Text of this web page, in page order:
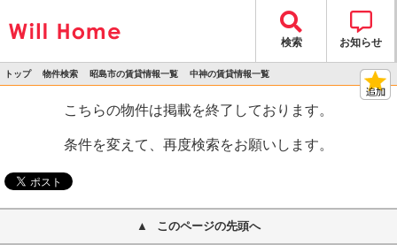
検索 お知らせ
トップ 物件検索 昭島市の賃貸情報一覧 中神の賃貸情報一覧
こちらの物件は掲載を終了しております。
条件を変えて、再度検索をお願いします。
このページの先頭へ